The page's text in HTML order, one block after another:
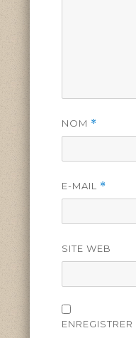
NOM *
E-MAIL *
SITE WEB